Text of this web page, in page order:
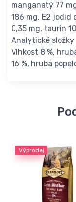
manganatý 77
186 mg, E2 jodid
0,35 mg, taurin
Analytické složky
Vlhkost 8 %,
16 %, hrubá
Výprodej